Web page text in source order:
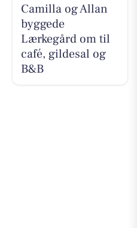
Camilla og Allan
byggede
Lærkegård om til
café, gildesal og
B&B